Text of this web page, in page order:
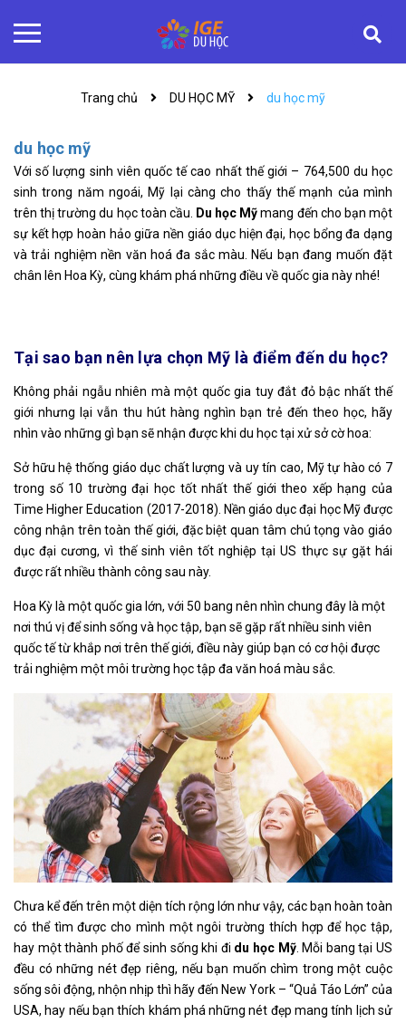
Trang chủ DU HỌC MỸ du học mỹ
du học mỹ
Với số lượng sinh viên quốc tế cao nhất thế giới – 764,500 du học
sinh trong năm ngoái, Mỹ lại càng cho thấy thế mạnh của mình
trên thị trường du học toàn cầu.
Du học Mỹmang đến cho bạn một
sự kết hợp hoàn hảo giữa nền giáo dục hiện đại, học bổng đa dạng
và trải nghiệm nền văn hoá đa sắc màu. Nếu bạn đang muốn đặt
chân lên Hoa Kỳ, cùng khám phá những điều về quốc gia này nhé!
Tại sao bạn nên lựa chọn Mỹ là điểm đến du học?
Không phải ngẫu nhiên mà một quốc gia tuy đắt đỏ bậc nhất thế
giới nhưng lại vẫn thu hút hàng nghìn bạn trẻ đến theo học, hãy
nhìn vào những gì bạn sẽ nhận được khi du học tại xử sở cờ hoa:
Sở hữu hệ thống giáo dục chất lượng và uy tín cao, Mỹ tự hào có 7
trong số 10 trường đại học tốt nhất thế giới theo xếp hạng của
Time Higher Education (2017-2018). Nền giáo dục đại học Mỹ được
công nhận trên toàn thế giới, đặc biệt quan tâm chú tọng vào giáo
dục đại cương, vì thế sinh viên tốt nghiệp tại US thực sự gặt hái
được rất nhiều thành công sau này.
Hoa Kỳ là một quốc gia lớn, với 50 bang nên nhìn chung đây là một
nơi thú vị để sinh sống và học tập, bạn sẽ gặp rất nhiều sinh viên
quốc tế từ khắp nơi trên thế giới, điều này giúp bạn có cơ hội được
trải nghiệm một môi trường học tập đa văn hoá màu sắc.
Chưa kể đến trên một diện tích rộng lớn như vậy, các bạn hoàn toàn
có thể tìm được cho mình một ngôi trường thích hợp để học tập,
hay một thành phố để sinh sống khi đi du học Mỹ. Mỗi bang tại US
đều có những nét đẹp riêng, nếu bạn muốn chìm trong một cuộc
sống sôi động, nhộn nhịp thì hãy đến New York – “Quả Táo Lớn” của
USA, hay nếu bạn thích khám phá những nét đẹp mang tính lịch sử